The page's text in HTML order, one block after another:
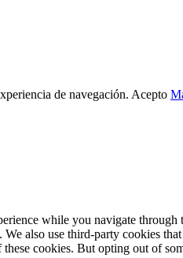
de navegación. Acepto
while you navigate through
also use third-party cookies
cookies. But opting out of